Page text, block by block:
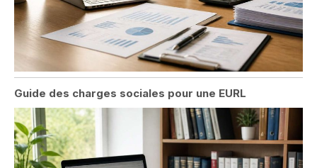
Guide des charges sociales pour une EURL